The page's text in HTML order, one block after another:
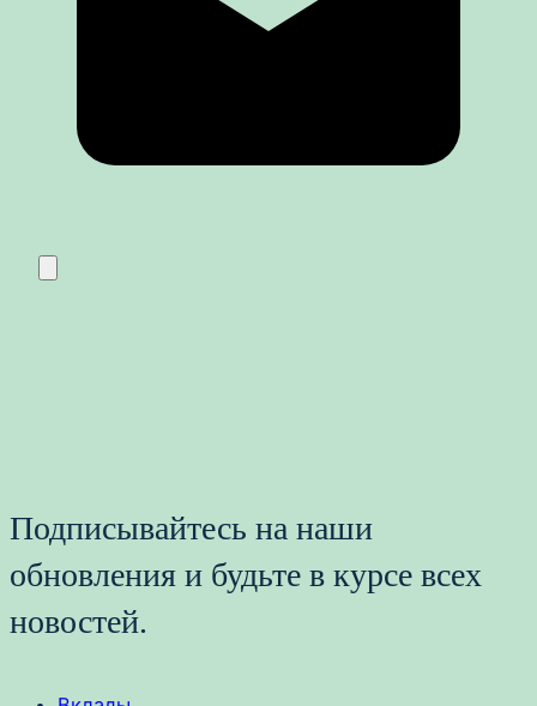
Подписывайтесь на наши
обновления и будьте в курсе всех
новостей.